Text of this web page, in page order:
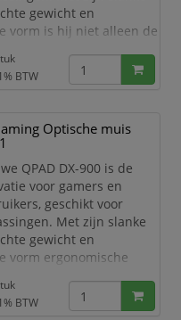
gewicht en
vorm is hij niet alleen de
stijlvolle gebruikers. De
kan binnen enkele
de gamingmuis is
400, 800, 1600, 3200,
BTW
Optische muis
QPAD DX-900 is de
voor gamers en
geschikt voor
Met zijn slanke
gewicht en
vorm ergonomische
gamers, maar ook
ook. De
BTW